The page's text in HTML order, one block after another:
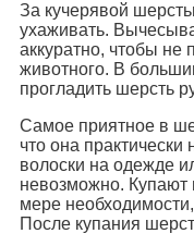
За кучерявой
ухаживать.
аккуратно, чтобы
животного. В
прогладить шерсть
Самое приятное в
что она практически
волоски на одежде
невозможно. Купают
мере
После купания